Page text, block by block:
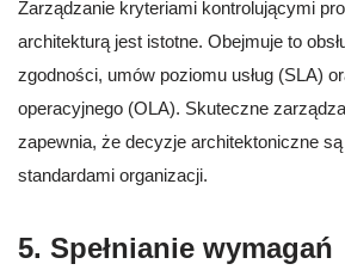
Zarządzanie kryteriami kontrolującymi
architekturą jest istotne. Obejmuje to
zgodności, umów poziomu usług (SLA)
operacyjnego (OLA). Skuteczne
zapewnia, że decyzje architektoniczne
standardami organizacji.
5. Spełnianie wymagań